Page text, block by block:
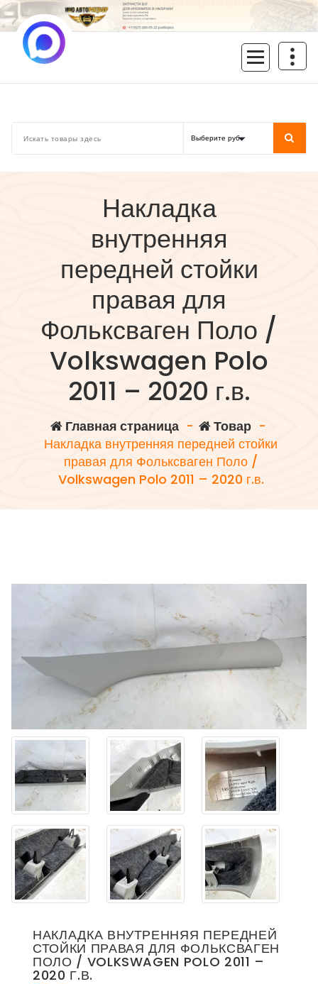
Перейти
к
содержимому
Накладка
внутренняя
передней стойки
правая для
Фольксваген Поло /
Volkswagen Polo
2011 – 2020 г.в.
Главная страница- Товар-
Накладка внутренняя передней стойки
правая для Фольксваген Поло /
Volkswagen Polo 2011 – 2020 г.в.
НАКЛАДКА ВНУТРЕННЯЯ ПЕРЕДНЕЙ
СТОЙКИ ПРАВАЯ ДЛЯ ФОЛЬКСВАГЕН
ПОЛО / VOLKSWAGEN POLO 2011 –
2020 Г.В.